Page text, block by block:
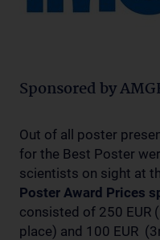
Sponsored by
Out of all poster
for the Best Poster
scientists on sight at
Poster Award Prices
consisted of 250 EUR
place) and 100 EUR